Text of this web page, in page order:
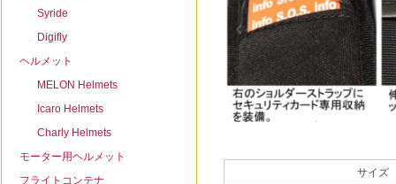
Syride
Digifly
ヘルメット
MELON Helmets
Icaro Helmets
Charly Helmets
モーター用ヘルメット
フライトコンテナ
サイズ